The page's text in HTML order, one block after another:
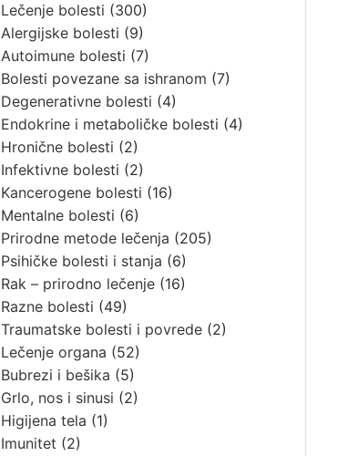
Lečenje bolesti (300)
Alergijske bolesti (9)
Autoimune bolesti (7)
Bolesti povezane sa ishranom (7)
Degenerativne bolesti (4)
Endokrine i metaboličke bolesti (4)
Hronične bolesti (2)
Infektivne bolesti (2)
Kancerogene bolesti (16)
Mentalne bolesti (6)
Prirodne metode lečenja (205)
Psihičke bolesti i stanja (6)
Rak – prirodno lečenje(16)
Razne bolesti (49)
Traumatske bolesti i povrede(2)
Lečenje organa (52)
Bubrezi i bešika (5)
Grlo, nos i sinusi (2)
Higijena tela (1)
Imunitet (2)